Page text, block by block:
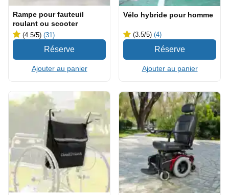
Rampe pour fauteuil
roulant ou scooter
(4.5/5) (31)
Ajouter au panier
Vélo hybride pour homme
(3.5/5) (4)
Ajouter au panier